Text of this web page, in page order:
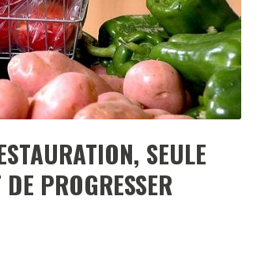
SEULE
PROGRESSER